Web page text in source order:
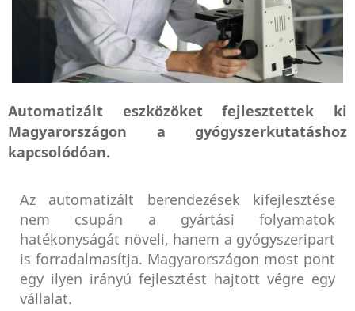
Automatizált eszközöket fejlesztettek ki
Magyarországon a gyógyszerkutatáshoz
kapcsolódóan.
Az automatizált berendezések kifejlesztése
nem csupán a gyártási folyamatok
hatékonyságát növeli, hanem a gyógyszeripart
is forradalmasítja. Magyarországon most pont
egy ilyen irányú fejlesztést hajtott végre egy
vállalat.